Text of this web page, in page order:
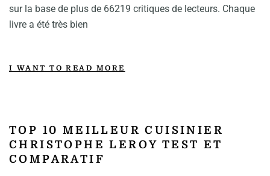
sur la base de plus de 66219 critiques de lecteurs. Chaque
livre a été très bien
I WANT TO READ MORE
TOP 10 MEILLEUR CUISINIER
CHRISTOPHE LEROY TEST ET
COMPARATIF